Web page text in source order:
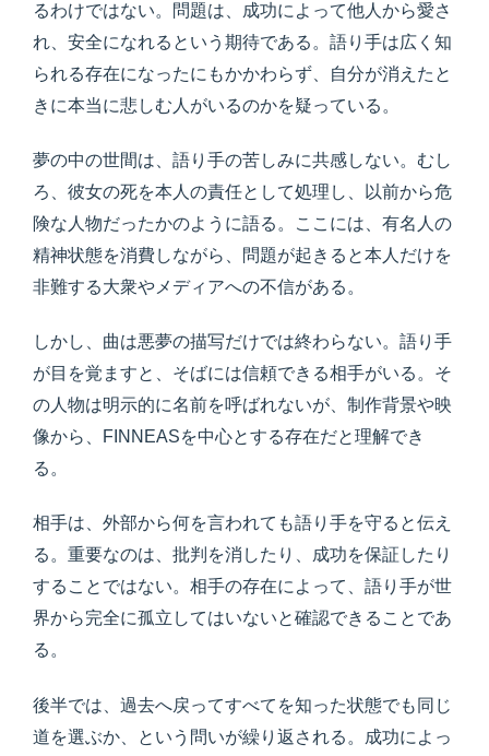
るわけではない。問題は、成功によって他人から愛さ
れ、安全になれるという期待である。語り手は広く知
られる存在になったにもかかわらず、自分が消えたと
きに本当に悲しむ人がいるのかを疑っている。
夢の中の世間は、語り手の苦しみに共感しない。むし
ろ、彼女の死を本人の責任として処理し、以前から危
険な人物だったかのように語る。ここには、有名人の
精神状態を消費しながら、問題が起きると本人だけを
非難する大衆やメディアへの不信がある。
しかし、曲は悪夢の描写だけでは終わらない。語り手
が目を覚ますと、そばには信頼できる相手がいる。そ
の人物は明示的に名前を呼ばれないが、制作背景や映
像から、FINNEASを中心とする存在だと理解でき
る。
相手は、外部から何を言われても語り手を守ると伝え
る。重要なのは、批判を消したり、成功を保証したり
することではない。相手の存在によって、語り手が世
界から完全に孤立してはいないと確認できることであ
る。
後半では、過去へ戻ってすべてを知った状態でも同じ
道を選ぶか、という問いが繰り返される。成功によっ